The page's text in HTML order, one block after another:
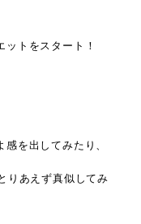
ットをスタート！
を出してみたり、
りあえず真似してみ